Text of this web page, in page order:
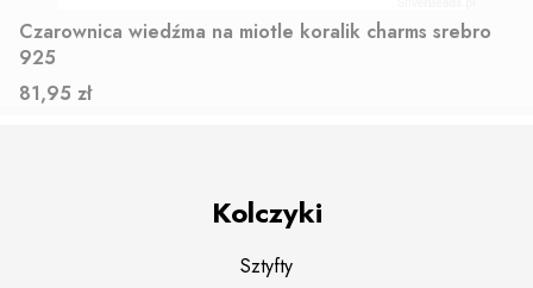
Czarownica wiedźma na miotle koralik charms srebro
925
Cena
81,95 zł
Kolczyki
Sztyfty